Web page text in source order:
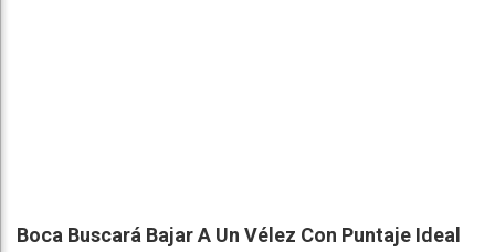
Boca Buscará Bajar A Un Vélez Con Puntaje Ideal